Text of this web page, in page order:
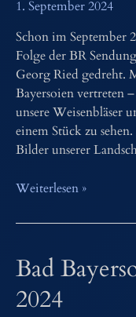
1. September 2024
Schon im September
Folge der BR
Georg Ried gedreht.
Bayersoien vertreten
unsere Weisenbläser
einem Stück zu
Bilder unserer
Mit
durch
–
BR
Sendung
Weiterlesen »
Bad
2024